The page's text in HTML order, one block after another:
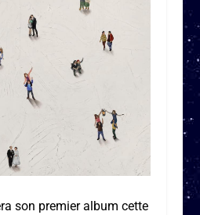
son premier album cette